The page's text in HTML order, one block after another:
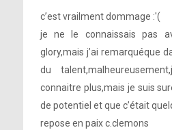
c’est vrailment dommage :'(
je ne le connaissais pas
glory,mais j’ai remarquéque
du
connaitre plus,mais je suis
de potentiel et que c’était
repose en paix c.clemons